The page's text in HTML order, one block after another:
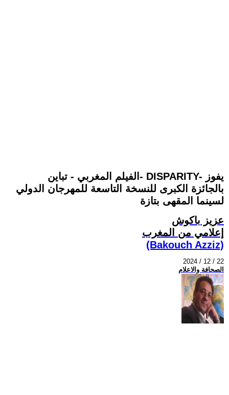
الفيلم المغربي - تباين- DISPARITY- يفوز
بالجائزة الكبرى للنسخة التاسعة للمهرجان الدولي
لسينما المقهى بتازة
عزيز باكوش
إعلامي من المغرب
(Bakouch Azziz)
2024 / 12 / 22
الصحافة والاعلام